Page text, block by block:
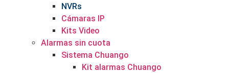
NVRs
Cámaras IP
Kits Video
Alarmas sin cuota
Sistema Chuango
Kit alarmas Chuango